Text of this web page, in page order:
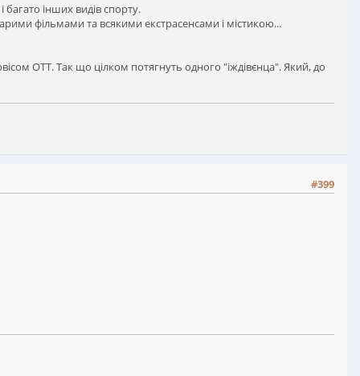
інших видів спорту.
фільмами та всякими екстрасенсами і містикою...
ОТТ. Так що цілком потягнуть одного "іждівєнца". Який, до
#399